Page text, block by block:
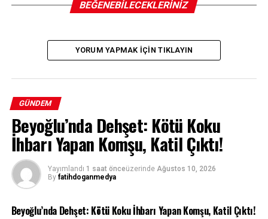
BEĞENEBILECEKLERINIZ
YORUM YAPMAK IÇIN TIKLAYIN
GÜNDEM
Beyoğlu’nda Dehşet: Kötü Koku
İhbarı Yapan Komşu, Katil Çıktı!
Yayımlandı 1 saat önceüzerinde Ağustos 10, 2026
By fatihdoganmedya
Beyoğlu’nda Dehşet: Kötü Koku İhbarı Yapan Komşu, Katil Çıktı!